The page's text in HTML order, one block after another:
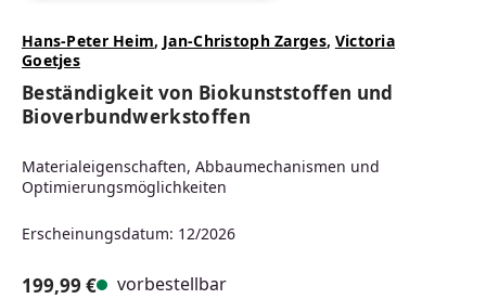
Hans-Peter Heim, Jan-Christoph Zarges, Victoria
Goetjes
Beständigkeit von Biokunststoffen und
Bioverbundwerkstoffen
Materialeigenschaften, Abbaumechanismen und
Optimierungsmöglichkeiten
Erscheinungsdatum: 12/2026
199,99 € vorbestellbar